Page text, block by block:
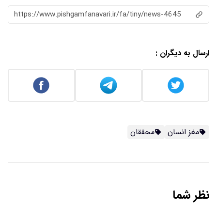
https://www.pishgamfanavari.ir/fa/tiny/news-4645
ارسال به دیگران :
مغز انسان محققان
نظر شما